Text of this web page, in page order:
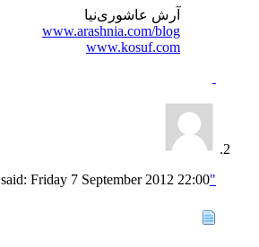
آرش عاشوری‌نیا
www.arashnia.com/blog
www.kosuf.com
"Ehsan"
said: Friday 7 September 2012 22:00